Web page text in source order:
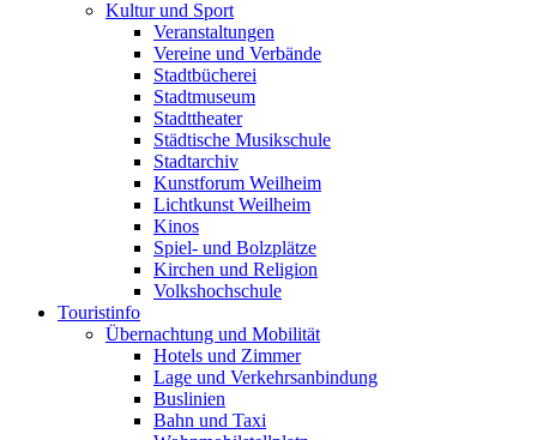
Kultur und Sport
Veranstaltungen
Vereine und Verbände
Stadtbücherei
Stadtmuseum
Stadttheater
Städtische Musikschule
Stadtarchiv
Kunstforum Weilheim
Lichtkunst Weilheim
Kinos
Spiel- und Bolzplätze
Kirchen und Religion
Volkshochschule
Touristinfo
Übernachtung und Mobilität
Hotels und Zimmer
Lage und Verkehrsanbindung
Buslinien
Bahn und Taxi